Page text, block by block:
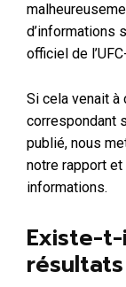
d’informations
officiel de
Si cela venait à
correspondant
publié, nous
notre rapport
informations.
Existe-